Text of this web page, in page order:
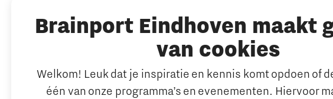
Brainport Eindhoven maakt
van cookies
Welkom! Leuk dat je inspiratie en kennis komt opdoen of
één van onze programma’s en evenementen. Hiervoor
Strijp District
TU/e Campus
Arbeidsmarkt
Publicaties Brainport
Onderwijs
Whitepapers &
Nieuwsbrief